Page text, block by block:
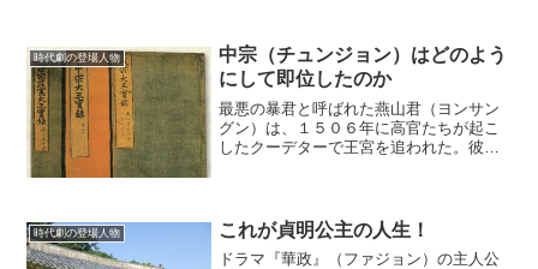
時代劇の登場人物
中宗（チュンジョン）はどのよう
にして即位したのか
最悪の暴君と呼ばれた燕山君（ヨンサン
グン）は、１５０６年に高官たちが起こ
したクーデターで王宮を追われた。彼の
う。いったいなぜなのだろうか...
時代劇の登場人物 これが貞明公主の人生！
ドラマ『華政』（ファジョン）の主人公